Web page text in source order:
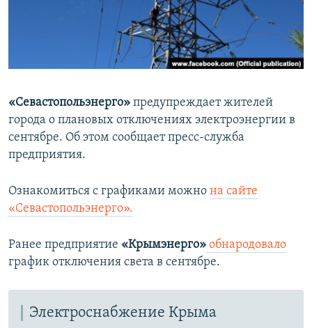
ПОБЕДИТЕЛЕЙ НЕ СУДЯТ?
КРЫМ.НЕПОКОРЕННЫЙ
Все сайты RFE/RL
«Севастопольэнерго» предупреждает жителей
города о плановых отключениях электроэнергии в
сентябре. Об этом сообщает пресс-служба
предприятия.
Ознакомиться с графиками можно на сайте
«Севастопольэнерго».
Ранее предприятие «Крымэнерго» обнародовало
график отключения света в сентябре.
Электроснабжение Крыма